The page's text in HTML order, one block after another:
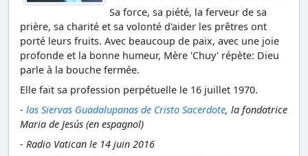
Sa force, sa piété, la ferveur de sa
prière, sa charité et sa volonté d'aider les prêtres ont
porté leurs fruits. Avec beaucoup de paix, avec une joie
profonde et la bonne humeur, Mère 'Chuy' répète: Dieu
parle à la bouche fermée.
Elle fait sa profession perpétuelle le 16 juillet 1970.
- las Siervas Guadalupanas de Cristo Sacerdote, la fondatrice
Maria de Jesús (en espagnol)
- Radio Vatican le 14 juin 2016